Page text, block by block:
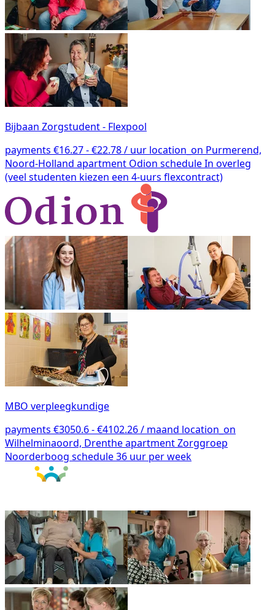
Bijbaan Zorgstudent - Flexpool
payments €16.27 - €22.78 / uur location_on Purmerend,
Noord-Holland apartment Odion scheduleIn overleg
(veel studenten kiezen een 4-uurs flexcontract)
MBO verpleegkundige
payments €3050.6 - €4102.26 / maand location_on
Wilhelminaoord, DrentheapartmentZorggroep
Noorderboog schedule36 uur per week